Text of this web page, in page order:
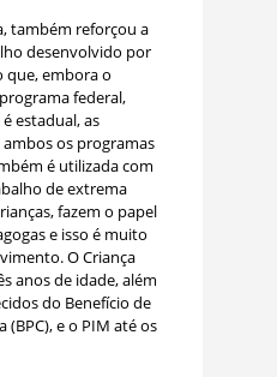
também reforçou a
desenvolvido por
que, embora o
federal,
estadual, as
os programas
é utilizada com
de extrema
fazem o papel
e isso é muito
O Criança
anos de idade, além
do Benefício de
(BPC), e o PIM até os